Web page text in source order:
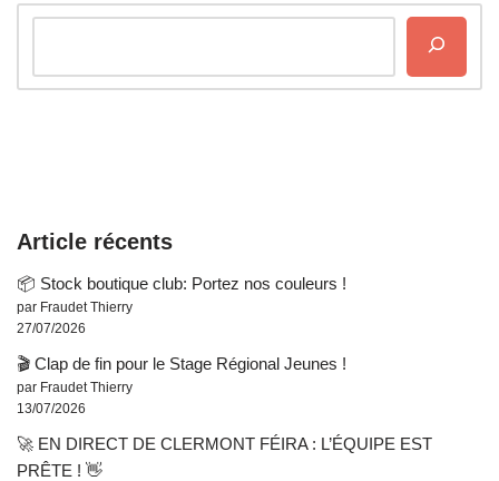
Article récents
📦 Stock boutique club: Portez nos couleurs !
par Fraudet Thierry
27/07/2026
🎬 Clap de fin pour le Stage Régional Jeunes !
par Fraudet Thierry
13/07/2026
🚀 EN DIRECT DE CLERMONT FÉIRA : L’ÉQUIPE EST
PRÊTE ! 👋